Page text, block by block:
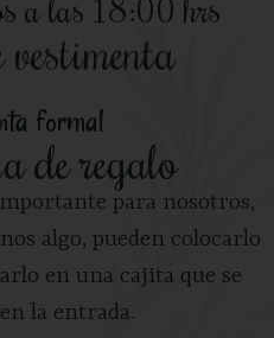
formal
de regalo
para nosotros,
algo, pueden colocarlo
en una cajita que se
la entrada.